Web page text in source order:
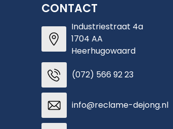
CONTACT
Industriestraat 4a
1704 AA
Heerhugowaard
(072) 566 92 23
info@reclame-dejong.nl